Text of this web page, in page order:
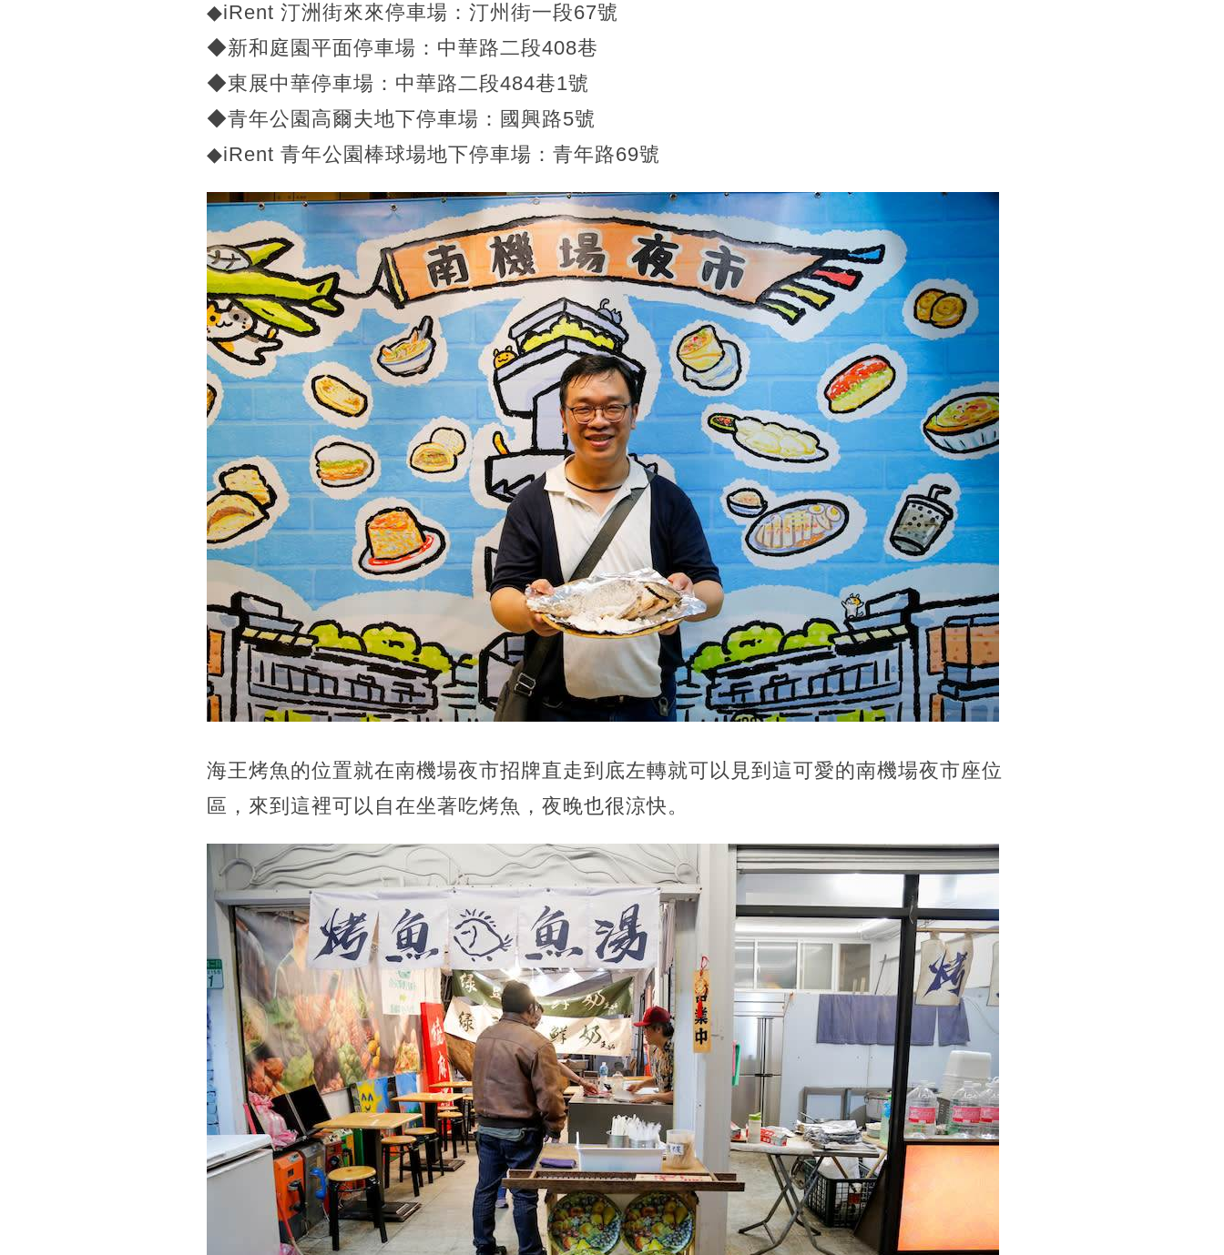
◆iRent 汀洲街來來停車場：汀州街一段67號
◆新和庭園平面停車場：中華路二段408巷
◆東展中華停車場：中華路二段484巷1號
◆青年公園高爾夫地下停車場：國興路5號
◆iRent 青年公園棒球場地下停車場：青年路69號
海王烤魚的位置就在南機場夜市招牌直走到底左轉就可以見到這可愛的南機場夜市座位
區，來到這裡可以自在坐著吃烤魚，夜晚也很涼快。